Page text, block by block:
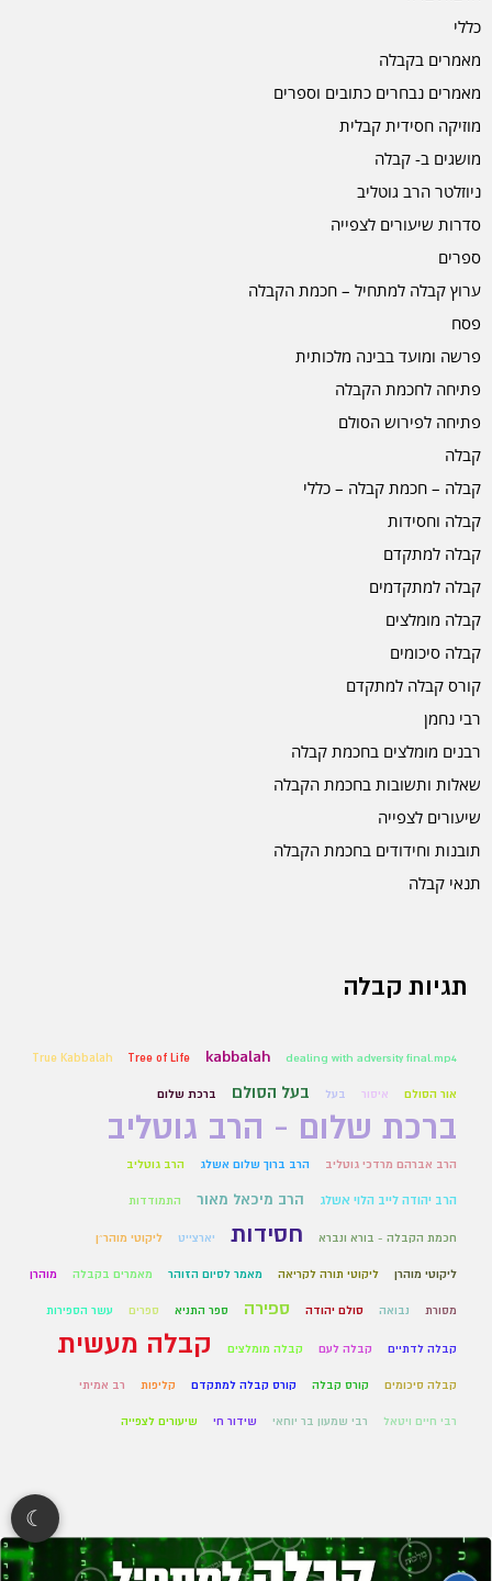
כללי
מאמרים בקבלה
מאמרים נבחרים כתובים וספרים
מוזיקה חסידית קבלית
מושגים ב- קבלה
ניוזלטר הרב גוטליב
סדרות שיעורים לצפייה
ספרים
ערוץ קבלה למתחיל – חכמת הקבלה
פסח
פרשה ומועד בבינה מלכותית
פתיחה לחכמת הקבלה
פתיחה לפירוש הסולם
קבלה
קבלה – חכמת קבלה – כללי
קבלה וחסידות
קבלה למתקדם
קבלה למתקדמים
קבלה מומלצים
קבלה סיכומים
קורס קבלה למתקדם
רבי נחמן
רבנים מומלצים בחכמת קבלה
שאלות ותשובות בחכמת הקבלה
שיעורים לצפייה
תובנות וחידודים בחכמת הקבלה
תנאי קבלה
תגיות קבלה
dealing with adversity final.mp4
kabbalah
Tree of Life
True Kabbalah
אור הסולם איסור בעל בעל הסולם ברכת שלום
ברכת שלום - הרב גוטליב
הרב אברהם מרדכי גוטליב הרב ברוך שלום אשלג הרב גוטליב
הרב יהודה לייב הלוי אשלג הרב מיכאל מאור התמודדות
חכמת הקבלה - בורא ונברא חסידות יארצייט ליקוטי מוהר״ן
ליקוטי מוהרן ליקוטי תורה לקריאה מאמר לסיום הזוהר מאמרים בקבלה מוהרן
מסורת נבואה סולם יהודה ספירה ספר התניא ספרים עשר הספירות
קבלה לדתיים קבלה לעם קבלה מומלצים קבלה מעשית
קבלה סיכומים קורס קבלה קורס קבלה למתקדם קליפות רב אמיתי
רבי חיים ויטאל רבי שמעון בר יוחאי שידור חי שיעורים לצפייה
☾